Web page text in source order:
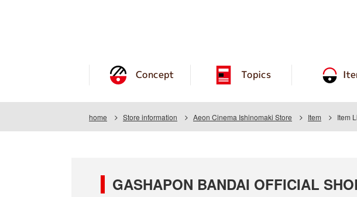
Concept Topics
home Store information Aeon Cinema Ishinomaki Store Item Item
GASHAPON BANDAI OFFICIAL